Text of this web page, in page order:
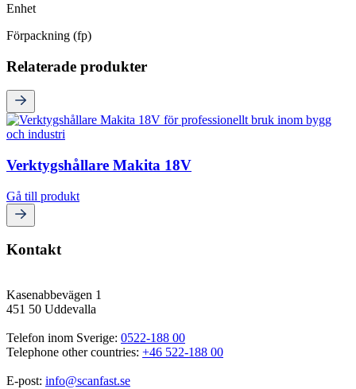
Enhet
Förpackning (fp)
Relaterade produkter
Verktygshållare Makita 18V
Gå till produkt
Kontakt
Kasenabbevägen 1
451 50 Uddevalla
Telefon inom Sverige: 0522-188 00
Telephone other countries: +46 522-188 00
E-post: info@scanfast.se